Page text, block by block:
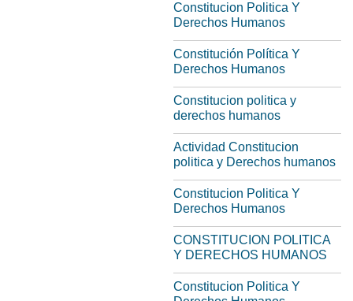
Constitucion Politica Y
Derechos Humanos
Constitución Política Y
Derechos Humanos
Constitucion politica y
derechos humanos
Actividad Constitucion
politica y Derechos humanos
Constitucion Politica Y
Derechos Humanos
CONSTITUCION POLITICA
Y DERECHOS HUMANOS
Constitucion Politica Y